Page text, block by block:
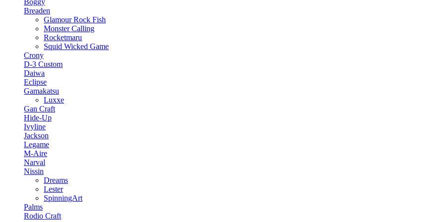
Boggy
Breaden
Glamour Rock Fish
Monster Calling
Rocketmaru
Squid Wicked Game
Crony
D-3 Custom
Daiwa
Eclipse
Gamakatsu
Luxxe
Gan Craft
Hide-Up
Ivyline
Jackson
Legame
M-Aire
Narval
Nissin
Dreams
Lester
SpinningArt
Palms
Rodio Craft